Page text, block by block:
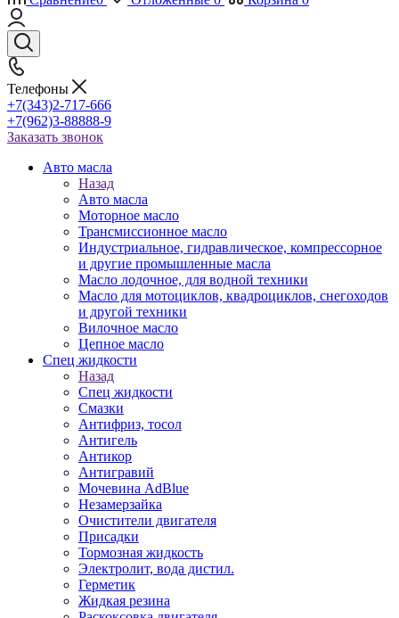
Телефоны
+7(343)2-717-666
+7(962)3-88888-9
Заказать звонок
Авто масла
Назад
Авто масла
Моторное масло
Трансмиссионное масло
Индустриальное, гидравлическое, компрессорное
и другие промышленные масла
Масло лодочное, для водной техники
Масло для мотоциклов, квадроциклов, снегоходов
и другой техники
Вилочное масло
Цепное масло
Спец жидкости
Назад
Спец жидкости
Смазки
Антифриз, тосол
Антигель
Антикор
Антигравий
Мочевина AdBlue
Незамерзайка
Очистители двигателя
Присадки
Тормозная жидкость
Электролит, вода дистил.
Герметик
Жидкая резина